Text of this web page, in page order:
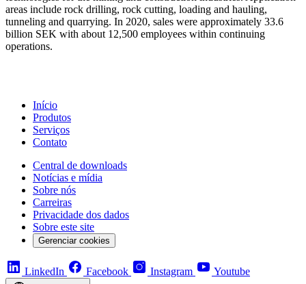
areas include rock drilling, rock cutting, loading and hauling,
tunneling and quarrying. In 2020, sales were approximately 33.6
billion SEK with about 12,500 employees within continuing
operations.
Início
Produtos
Serviços
Contato
Central de downloads
Notícias e mídia
Sobre nós
Carreiras
Privacidade dos dados
Sobre este site
Gerenciar cookies
LinkedIn Facebook Instagram Youtube